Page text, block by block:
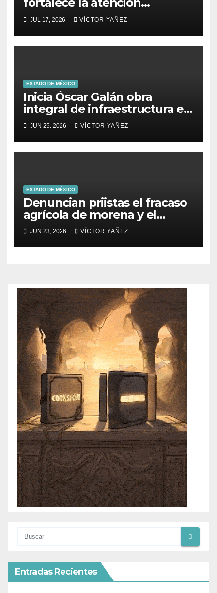
ciudadana y la toma de
decisiones
JUL 17, 2026 VÍCTOR YAÑEZ
ESTADO DE MÉXICO
Inicia Óscar Galán obra
integral de infraestructura en
Prolongación León Guzmán
JUN 25, 2026 VÍCTOR YAÑEZ
ESTADO DE MÉXICO
Denuncian priistas el fracaso
agrícola de morena y el
abandono al campo
mexicano
JUN 23, 2026 VÍCTOR YAÑEZ
Entradas Recientes